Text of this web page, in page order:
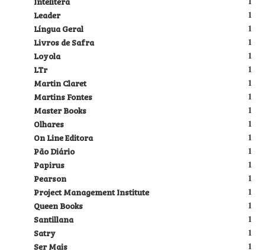
1
Leader
1
Língua Geral
1
Livros de Safra
1
Loyola
1
LTr
1
Martin Claret
1
Martins Fontes
1
Master Books
1
Olhares
1
On Line Editora
1
Pão Diário
1
Papirus
1
Pearson
1
Project Management Institute
1
Queen Books
1
Santillana
1
Satry
1
Ser Mais